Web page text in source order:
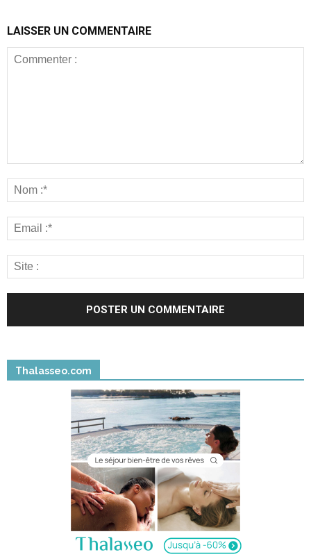
LAISSER UN COMMENTAIRE
Thalasseo.com